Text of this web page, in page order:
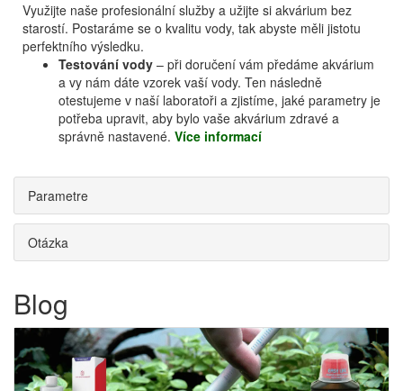
Využijte naše profesionální služby a užijte si akvárium bez
starostí. Postaráme se o kvalitu vody, tak abyste měli jistotu
perfektního výsledku.
Testování vody – při doručení vám předáme akvárium
a vy nám dáte vzorek vaší vody. Ten následně
otestujeme v naší laboratoři a zjistíme, jaké parametry je
potřeba upravit, aby bylo vaše akvárium zdravé a
správně nastavené. Více informací
Parametre
Otázka
Blog